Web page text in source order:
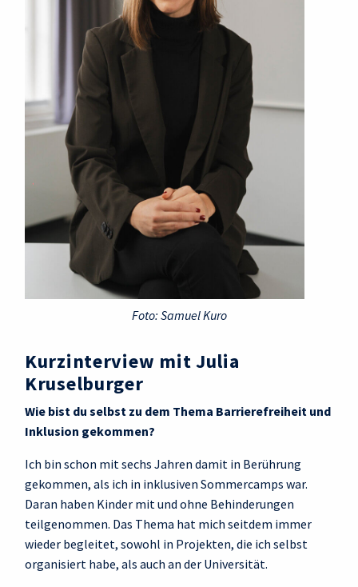
Foto: Samuel Kuro
Kurzinterview mit Julia
Kruselburger
Wie bist du selbst zu dem Thema Barrierefreiheit und
Inklusion gekommen?
Ich bin schon mit sechs Jahren damit in Berührung
gekommen, als ich in inklusiven Sommercamps war.
Daran haben Kinder mit und ohne Behinderungen
teilgenommen. Das Thema hat mich seitdem immer
wieder begleitet, sowohl in Projekten, die ich selbst
organisiert habe, als auch an der Universität.